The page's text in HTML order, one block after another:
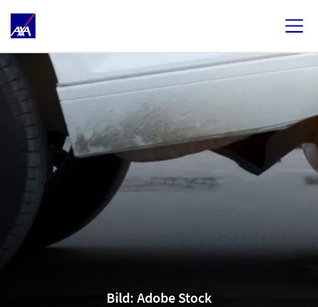
Bild: Adobe Stock